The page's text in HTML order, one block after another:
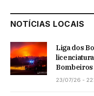
NOTÍCIAS LOCAIS
Liga dos
Bombeiros
23/07/26 -